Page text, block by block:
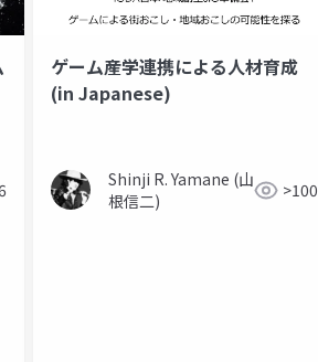
ゲーム産学連携による人材育成
(in Japanese)
Shinji R. Yamane (山
根信二)
>100